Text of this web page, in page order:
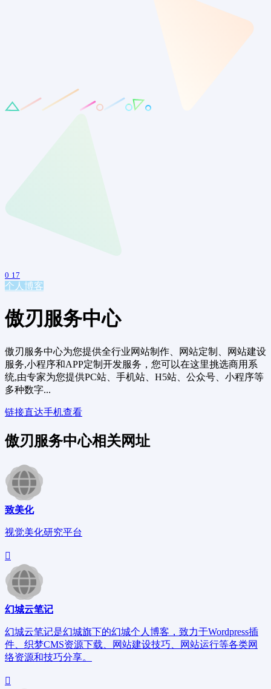
0 17
个人博客
傲刃服务中心
傲刃服务中心为您提供全行业网站制作、网站定制、网站建设
服务,小程序和APP定制开发服务，您可以在这里挑选商用系
统,由专家为您提供PC站、手机站、H5站、公众号、小程序等
多种数字...
链接直达手机查看
傲刃服务中心相关网址
致美化
视觉美化研究平台
幻城云笔记
幻城云笔记是幻城旗下的幻城个人博客，致力于Wordpress插
件、织梦CMS资源下载、网站建设技巧、网站运行等各类网
络资源和技巧分享。